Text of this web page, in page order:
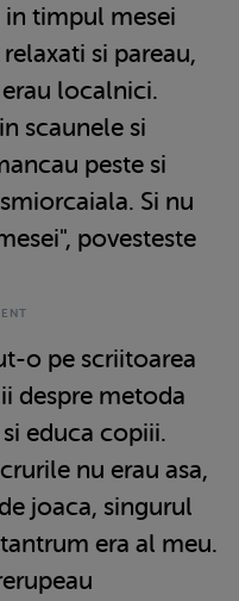
timpul mesei
si pareau,
localnici.
scaunele si
peste si
Si nu
povesteste
o pe scriitoarea
despre metoda
educa copiii.
nu erau asa,
joaca, singurul
era al meu.